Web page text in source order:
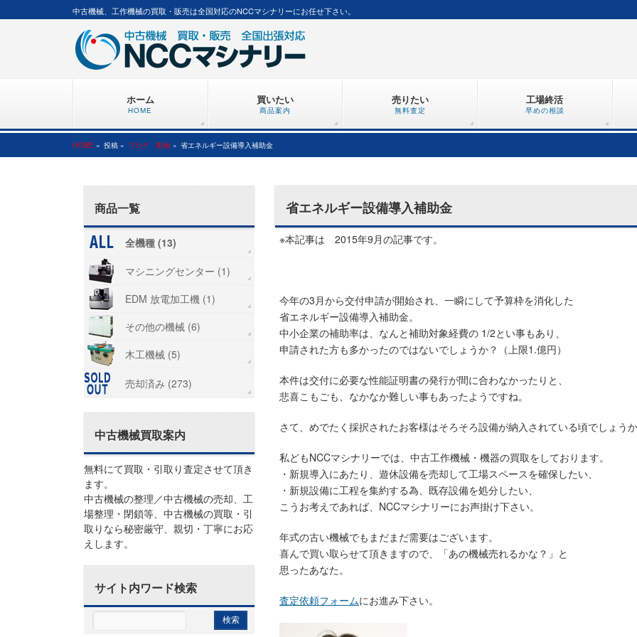
中古機械、工作機械の買取・販売は全国対応のNCCマシナリーにお任せ下さい。
ホーム
HOME
買いたい
商品案内
売りたい
無料査定
工場終活
早めの相談
HOME » 投稿 » ブログ・動画 » 省エネルギー設備導入補助金
省エネルギー設備導入補助金
※本記事は 2015年9月の記事です。
今年の3月から交付申請が開始され、一瞬にして予算枠を消化した
省エネルギー設備導入補助金。
中小企業の補助率は、なんと補助対象経費の 1/2とい事もあり、
申請された方も多かったのではないでしょうか？（上限1.億円）
本件は交付に必要な性能証明書の発行が間に合わなかったりと、
悲喜こもごも、なかなか難しい事もあったようですね。
さて、めでたく採択されたお客様はそろそろ設備が納入されている頃でしょう
私どもNCCマシナリーでは、中古工作機械・機器の買取をしております。
・新規導入にあたり、遊休設備を売却して工場スペースを確保したい、
・新規設備に工程を集約する為、既存設備を処分したい、
こうお考えであれば、NCCマシナリーにお声掛け下さい。
年式の古い機械でもまだまだ需要はございます。
喜んで買い取らせて頂きますので、「あの機械売れるかな？」と
思ったあなた。
査定依頼フォームにお進み下さい。
商品一覧
全機種 (13)
マシニングセンター (1)
EDM 放電加工機 (1)
その他の機械 (6)
木工機械 (5)
売却済み (273)
中古機械買取案内
無料にて買取・引取り査定させて頂き
ます。
中古機械の整理／中古機械の売却、工
場整理・閉鎖等、中古機械の買取・引
取りなら秘密厳守、親切・丁寧にお応
えします。
サイト内ワード検索